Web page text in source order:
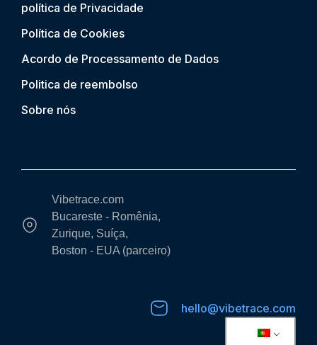
política de Privacidade
Política de Cookies
Acordo de Processamento de Dados
Politica de reembolso
Sobre nós
Vibetrace.com
Bucareste - Romênia,
Zurique, Suíça,
Boston - EUA (parceiro)
hello@vibetrace.com